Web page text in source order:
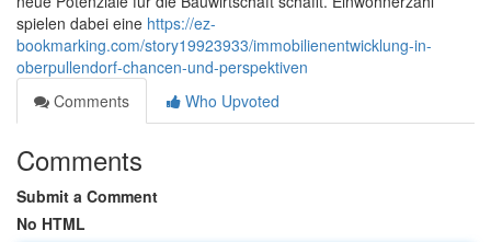
spielen dabei eine https://ez-
bookmarking.com/story19923933/immobilienentwicklung-in-
oberpullendorf-chancen-und-perspektiven
Comments
Who Upvoted
Comments
Submit a Comment
No HTML